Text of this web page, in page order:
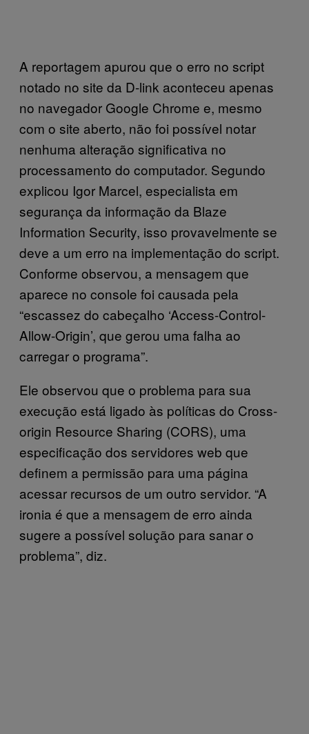
A reportagem apurou que o erro no script
notado no site da D-link aconteceu apenas
no navegador Google Chrome e, mesmo
com o site aberto, não foi possível notar
nenhuma alteração significativa no
processamento do computador. Segundo
explicou Igor Marcel, especialista em
segurança da informação da Blaze
Information Security, isso provavelmente se
deve a um erro na implementação do script.
Conforme observou, a mensagem que
aparece no console foi causada pela
“escassez do cabeçalho ‘Access-Control-
Allow-Origin’, que gerou uma falha ao
carregar o programa”.
Ele observou que o problema para sua
execução está ligado às políticas do Cross-
origin Resource Sharing (CORS), uma
especificação dos servidores web que
definem a permissão para uma página
acessar recursos de um outro servidor. “A
ironia é que a mensagem de erro ainda
sugere a possível solução para sanar o
problema”, diz.